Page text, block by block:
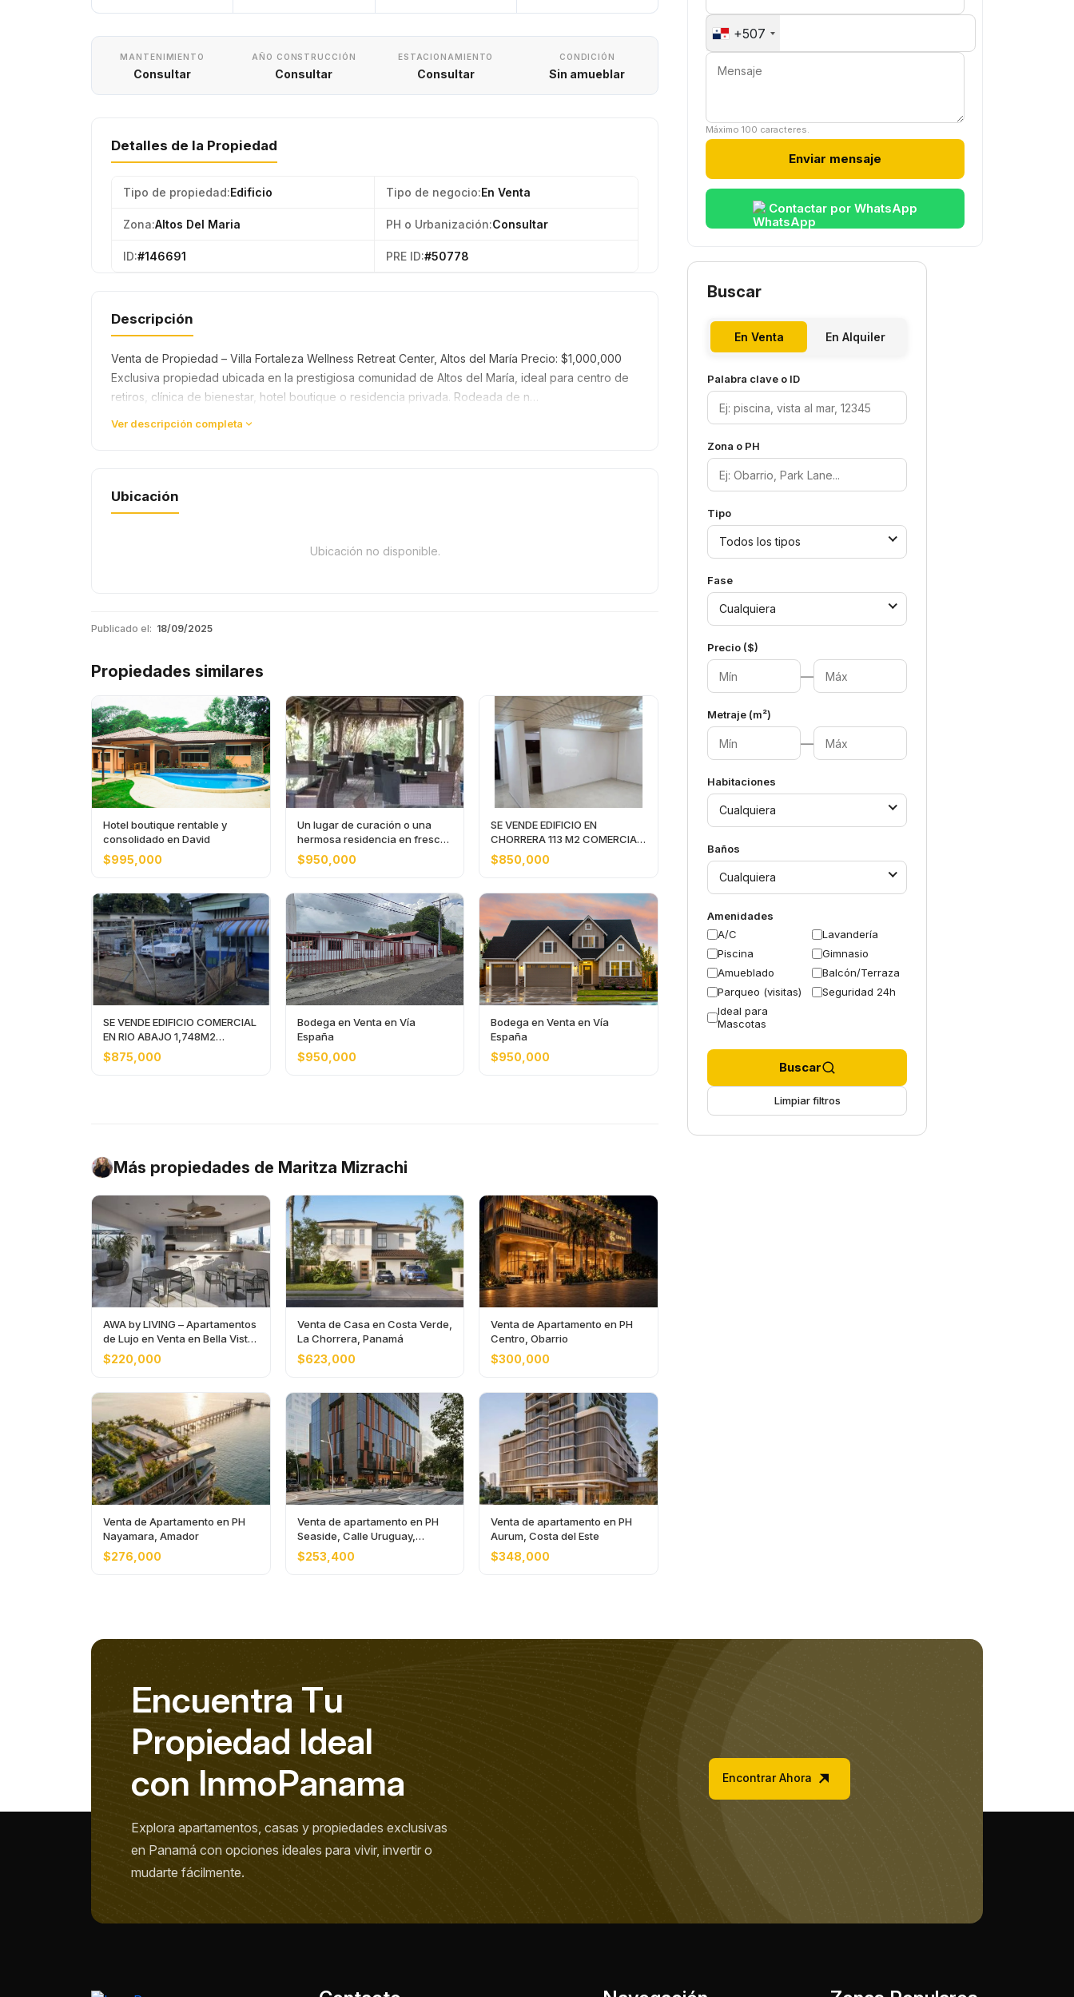
MANTENIMIENTO
Consultar
AÑO CONSTRUCCIÓN
Consultar
ESTACIONAMIENTO
Consultar
CONDICIÓN
Sin amueblar
Detalles de la Propiedad
Tipo de propiedad:Edificio Tipo de negocio:En Venta
Zona:Altos Del Maria PH o Urbanización:Consultar
ID:#146691 PRE ID:#50778
Descripción
Venta de Propiedad – Villa Fortaleza Wellness Retreat Center, Altos del María Precio: $1,000,000
Exclusiva propiedad ubicada en la prestigiosa comunidad de Altos del María, ideal para centro de
retiros, clínica de bienestar, hotel boutique o residencia privada. Rodeada de n…
Ver descripción completa
Ubicación
Ubicación no disponible.
Publicado el: 18/09/2025
Propiedades similares
Hotel boutique rentable y
consolidado en David
$995,000
Un lugar de curación o una
hermosa residencia en fresco
Volcán
$950,000
SE VENDE EDIFICIO EN
CHORRERA 113 M2 COMERCIAL
PLANTA BAJA
$850,000
SE VENDE EDIFICIO COMERCIAL
EN RIO ABAJO 1,748M2
OFICINA Y DEPOSITO
$875,000
Bodega en Venta en Vía
España
$950,000
Bodega en Venta en Vía
España
$950,000
Más propiedades de Maritza Mizrachi
AWA by LIVING – Apartamentos
de Lujo en Venta en Bella Vista,
Ciudad de Panamá
$220,000
Venta de Casa en Costa Verde,
La Chorrera, Panamá
$623,000
Venta de Apartamento en PH
Centro, Obarrio
$300,000
Venta de Apartamento en PH
Nayamara, Amador
$276,000
Venta de apartamento en PH
Seaside, Calle Uruguay,
Panamá
$253,400
Venta de apartamento en PH
Aurum, Costa del Este
$348,000
+507
Máximo 100 caracteres.
Enviar mensaje
Contactar por WhatsApp
Buscar
En Venta En Alquiler
Palabra clave o ID
Zona o PH
Tipo
Todos los tipos
Fase
Cualquiera
Precio ($)
—
Metraje (m²)
—
Habitaciones
Cualquiera
Baños
Cualquiera
Amenidades
A/C
Lavandería
Piscina
Gimnasio
Amueblado
Balcón/Terraza
Parqueo (visitas)
Seguridad 24h
Ideal para
Mascotas
Buscar
Limpiar filtros
Encuentra Tu
Propiedad Ideal
con InmoPanama
Explora apartamentos, casas y propiedades exclusivas
en Panamá con opciones ideales para vivir, invertir o
mudarte fácilmente.
Encontrar Ahora